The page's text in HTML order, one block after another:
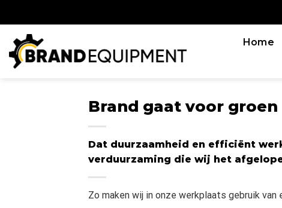
to
content
Home
Brand gaat voor groen
Dat duurzaamheid en efficiënt
verduurzaming die wij het
Zo maken wij in onze werkplaats gebruik